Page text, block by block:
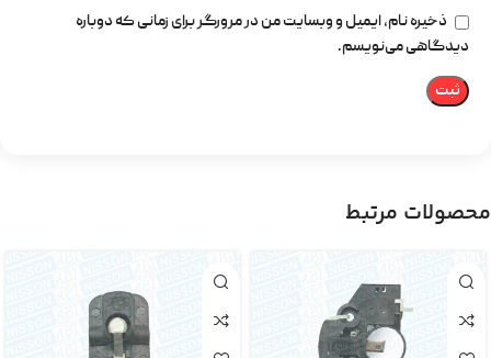
ذخیره نام، ایمیل و وبسایت من در مرورگر برای زمانی که دوباره
دیدگاهی می‌نویسم.
محصولات مرتبط